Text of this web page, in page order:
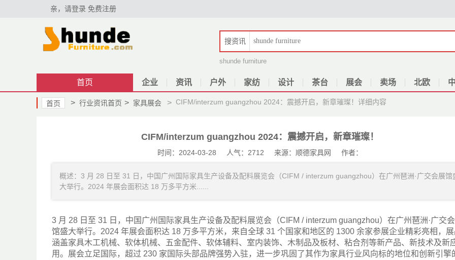
亲，请登录 免费注册
搜资讯
shunde furniture
首页 企业 资讯 户外 家纺 设计 茶台 展会 卖场 北欧
首页 > 行业资讯首页 > 家具展会 > CIFM/interzum guangzhou 2024：震撼开启，新章璀璨！ 详细内容
CIFM/interzum guangzhou 2024：震撼开启，新章璀璨！
时间：2024-03-28 人气：2712 来源：顺德家具网 作者：
概述：3 月 28 日至 31 日，中国广州国际家具生产设备及配料展览会（CIFM / interzum guangzhou）在广州琶洲·广交会展馆
大举行。2024 年展会面积达 18 万多平方米......
3 月 28 日至 31 日，中国广州国际家具生产设备及配料展览会（CIFM / interzum guangzhou）在广州琶洲·广交
馆盛大举行。2024 年展会面积达 18 万多平方米，来自全球 31 个国家和地区的 1300 余家参展企业精彩亮相，展
涵盖家具木工机械、软体机械、五金配件、软体辅料、室内装饰、木制品及板材、粘合剂等新产品、新技术及新
用。展会立足国际，超过 230 家国际头部品牌强势入驻，进一步巩固了其作为家具行业风向标的地位和创新引擎